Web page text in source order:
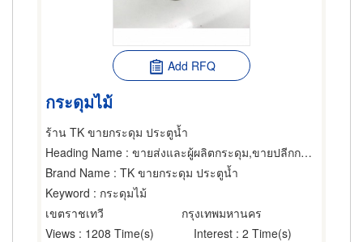
Add RFQ
กระดุมไม้
ร้าน TK ขายกระดุม ประตูน้ำ
Heading Name : ขายส่งและผู้ผลิตกระดุม,ขายปลีกกระดุม,ของตกแต่งเสื้อผ้า
Brand Name : TK ขายกระดุม ประตูน้ำ
Keyword : กระดุมไม้
เขตราชเทวี
กรุงเทพมหานคร
Views : 1208 Time(s) Interest : 2 Time(s)